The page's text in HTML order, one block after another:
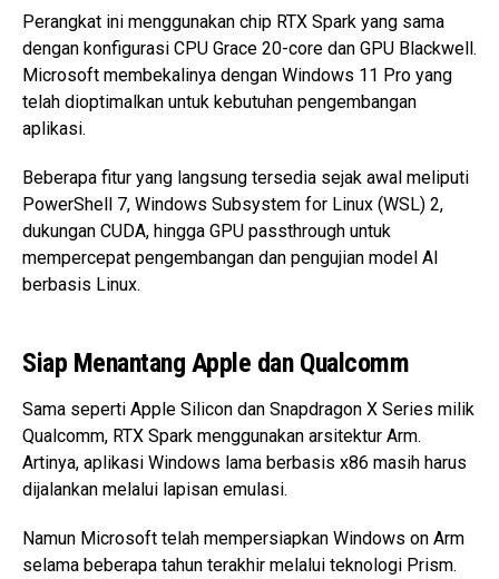
Perangkat ini menggunakan chip RTX Spark yang sama
dengan konfigurasi CPU Grace 20-core dan GPU Blackwell.
Microsoft membekalinya dengan Windows 11 Pro yang
telah dioptimalkan untuk kebutuhan pengembangan
aplikasi.
Beberapa fitur yang langsung tersedia sejak awal meliputi
PowerShell 7, Windows Subsystem for Linux (WSL) 2,
dukungan CUDA, hingga GPU passthrough untuk
mempercepat pengembangan dan pengujian model AI
berbasis Linux.
Siap Menantang Apple dan Qualcomm
Sama seperti Apple Silicon dan Snapdragon X Series milik
Qualcomm, RTX Spark menggunakan arsitektur Arm.
Artinya, aplikasi Windows lama berbasis x86 masih harus
dijalankan melalui lapisan emulasi.
Namun Microsoft telah mempersiapkan Windows on Arm
selama beberapa tahun terakhir melalui teknologi Prism.